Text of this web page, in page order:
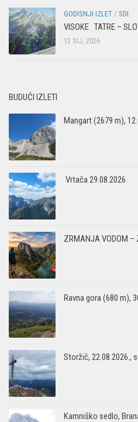
GODISNJI IZLET / SDI
VISOKE TATRE –
12 SIJ, 2026
BUDUĆI IZLETI
Mangart (2679 m),
Vrtača 29.08.2026.
ZRMANJA VODOM –
Ravna gora (680 m),
Storžič, 22.08.2026.,
Kamniško sedlo,